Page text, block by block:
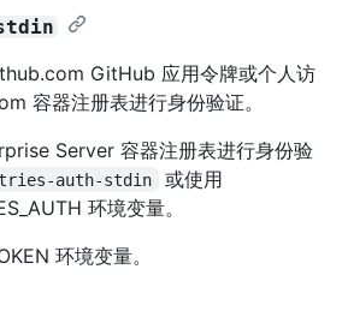
GitHub 应用令牌或个人访
容器注册表进行身份验证。
Server 容器注册表进行身份验
auth-stdin
或使用
环境变量。
环境变量。